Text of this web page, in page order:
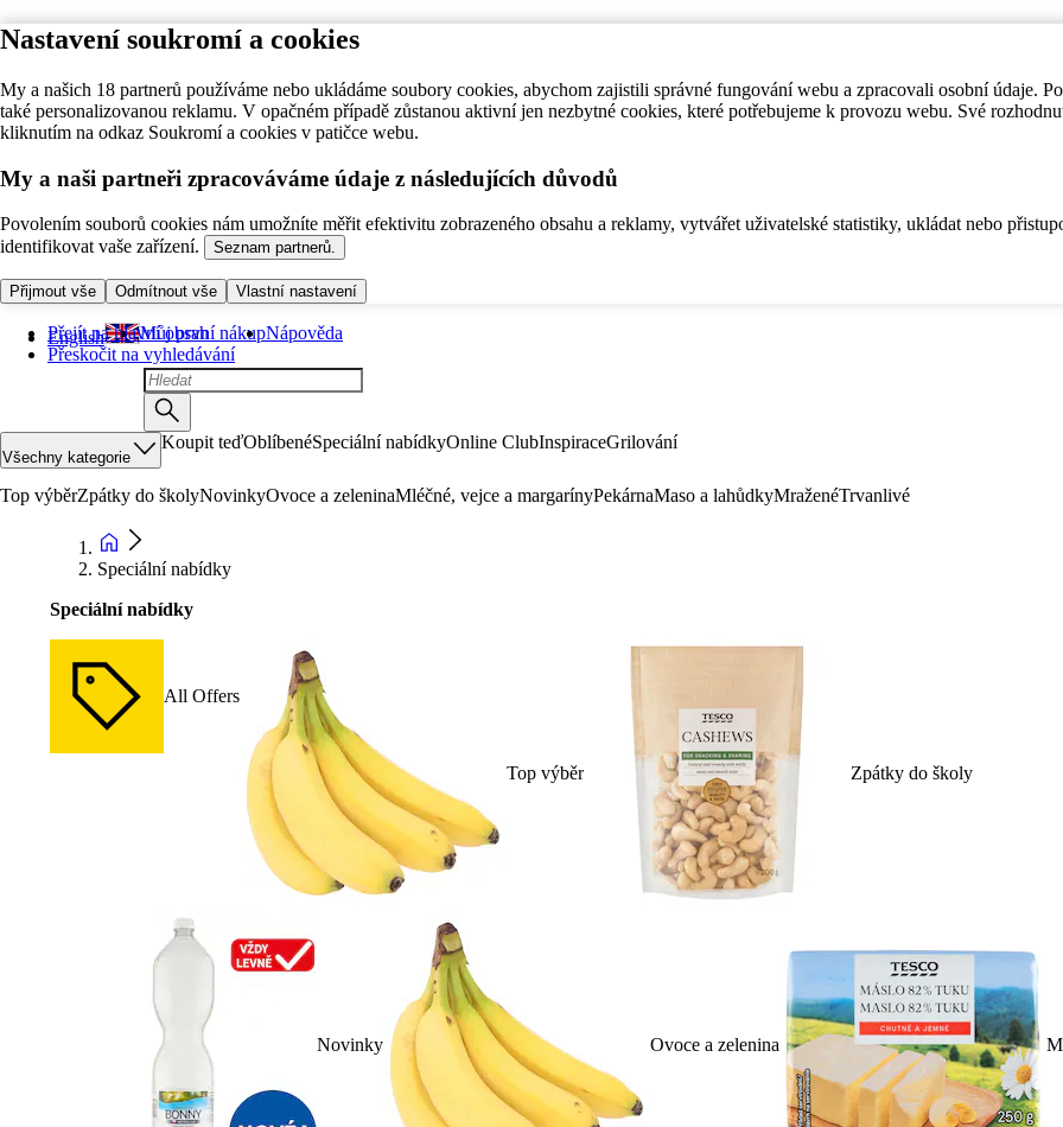
Nastavení soukromí a cookies
My a našich 18 partnerů používáme nebo ukládáme soubory cookies, abychom zajistili správné fungování webu a zpracovali osobní údaje.
také personalizovanou reklamu. V opačném případě zůstanou aktivní jen nezbytné cookies, které potřebujeme k provozu webu. Své
kliknutím na odkaz Soukromí a cookies v patičce webu.
My a naši partneři zpracováváme údaje z následujících důvodů
Povolením souborů cookies nám umožníte měřit efektivitu zobrazeného obsahu a reklamy, vytvářet uživatelské statistiky, ukládat nebo
identifikovat vaše zařízení.
Seznam partnerů.
Přijmout vše Odmítnout vše Vlastní nastavení
Přejít na hlavní obsah
Přeskočit na vyhledávání
English Můj první nákupNápověda
Všechny kategorie
Koupit teďOblíbenéSpeciální nabídkyOnline ClubInspiraceGrilování
Top výběrZpátky do školyNovinkyOvoce a zeleninaMléčné, vejce a margarínyPekárnaMaso a lahůdkyMraženéTrvanlivé
Speciální nabídky
Speciální nabídky
All Offers
Top výběr Zpátky do školy
Novinky Ovoce a zelenina